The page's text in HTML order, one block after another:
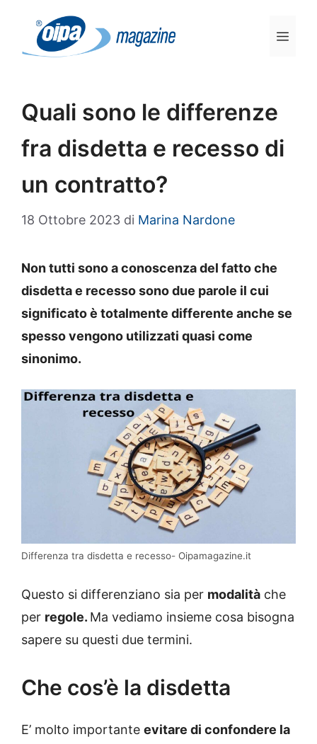
contenuto
Quali sono le differenze
fra disdetta e recesso di
un contratto?
18 Ottobre 2023 di Marina Nardone
Non tutti sono a conoscenza del fatto che
disdetta e recesso sono due parole il cui
significato è totalmente differente anche se
spesso vengono utilizzati quasi come
sinonimo.
Differenza tra disdetta e recesso- Oipamagazine.it
Questo si differenziano sia per modalità che
per regole. Ma vediamo insieme cosa bisogna
sapere su questi due termini.
Che cos’è la disdetta
E’ molto importante evitare di confondere la